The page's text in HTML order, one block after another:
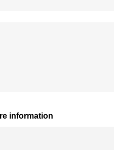
information